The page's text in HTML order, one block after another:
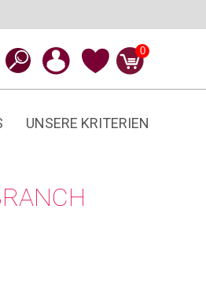
0
UNSERE KRITERIEN